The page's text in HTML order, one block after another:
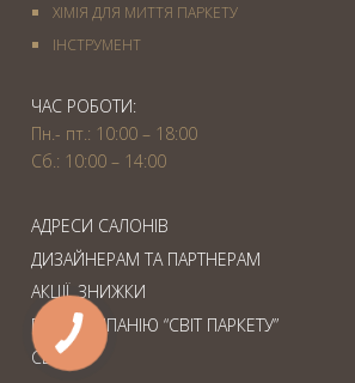
ХІМІЯ ДЛЯ МИТТЯ ПАРКЕТУ
IНСТРУМЕНТ
ЧАС РОБОТИ:
Пн.- пт.: 10:00 – 18:00
Сб.: 10:00 – 14:00
АДРЕСИ САЛОНІВ
ДИЗАЙНЕРАМ ТА ПАРТНЕРАМ
АКЦІЇ. ЗНИЖКИ
ПРО КОМПАНІЮ “СВІТ ПАРКЕТУ”
СЕРВІС